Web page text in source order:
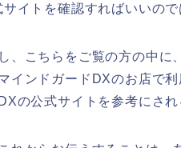
サイトを確認すればいいの
、こちらをご覧の方の中に
インドガードDXのお店で
の公式サイトを参考にされ